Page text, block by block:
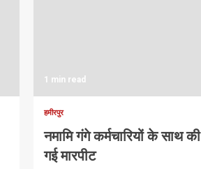
1 min read
हमीरपुर
नमामि गंगे कर्मचारियों के साथ की
गई मारपीट